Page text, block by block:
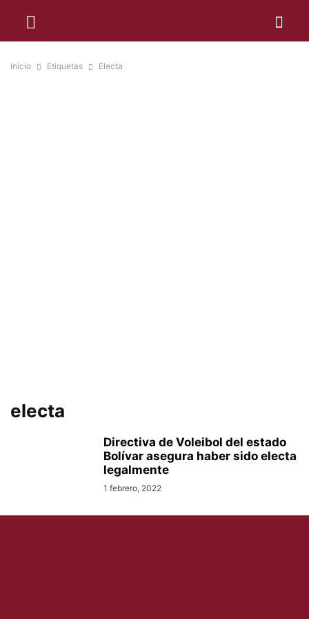
Inicio Etiquetas Electa
electa
Directiva de Voleibol del estado
Bolívar asegura haber sido electa
legalmente
1 febrero, 2022